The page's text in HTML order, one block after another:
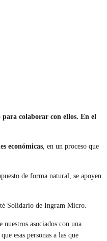
colaborar con ellos. En el
económicas , en un proceso que
de forma natural, se apoyen
Solidario de Ingram Micro.
nuestros asociados con una
esas personas a las que